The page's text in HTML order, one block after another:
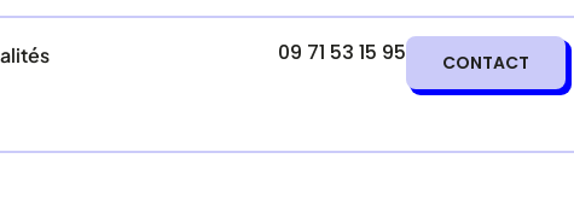
09 71 53 15 95 CONTACT